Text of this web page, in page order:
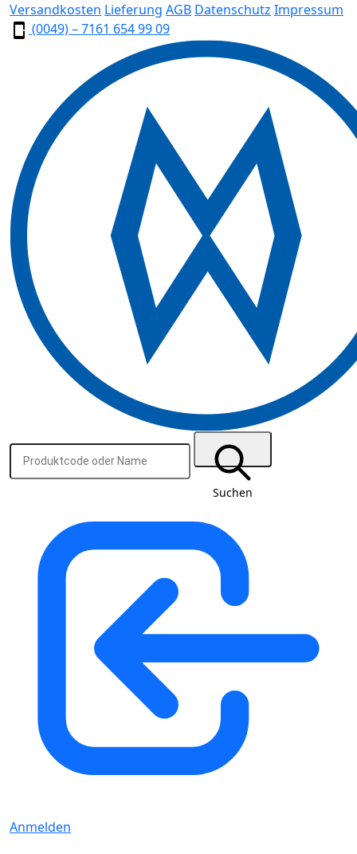
Versandkosten Lieferung AGB Datenschutz Impressum
(0049) – 7161 654 99 09
Suchen
Anmelden